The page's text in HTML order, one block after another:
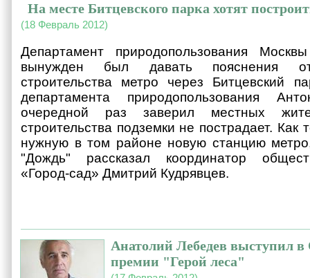
На месте Битцевского парка хотят
(18 Февраль 2012)
Департамент природопользования
вынужден был давать пояснения
строительства метро через Битцевский
департамента природопользования
очередной раз заверил местных
строительства подземки не пострадает. Как
нужную в том районе новую станцию
"Дождь" рассказал координатор
«Город-сад» Дмитрий Кудрявцев.
Анатолий Лебедев выступил
премии "Герой леса"